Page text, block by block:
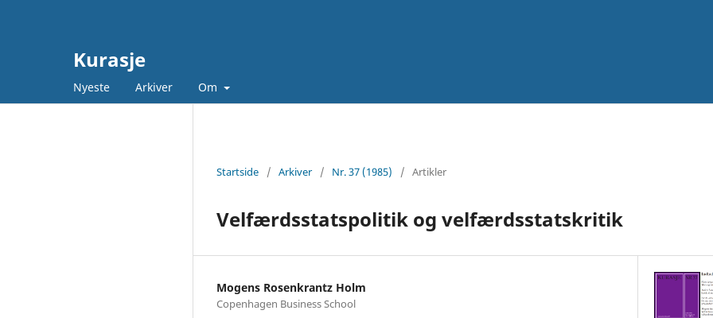
Kurasje
Nyeste Arkiver Om
Startside / Arkiver / Nr. 37 (1985) / Artikler
Velfærdsstatspolitik og velfærdsstatskritik
Mogens Rosenkrantz Holm
Copenhagen Business School